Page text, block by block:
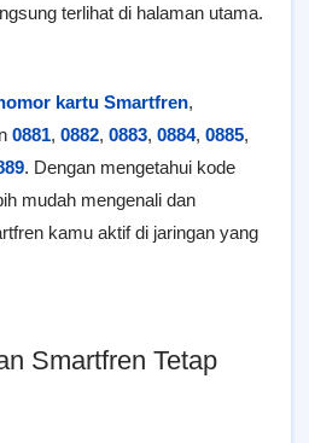
terlihat di halaman utama.
kartu Smartfren,
0881, 0882, 0883, 0884, 0885,
. Dengan mengetahui kode
mudah mengenali dan
kamu aktif di jaringan yang
Smartfren Tetap